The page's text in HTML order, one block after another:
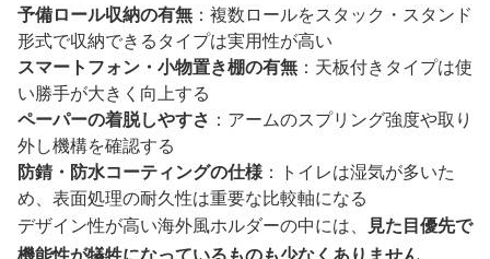
予備ロール収納の有無 ：複数ロールをスタック・スタンド
形式で収納できるタイプは実用性が高い
スマートフォン・小物置き棚の有無 ：天板付きタイプは使
い勝手が大きく向上する
ペーパーの着脱しやすさ ：アームのスプリング強度や取り
外し機構を確認する
防錆・防水コーティングの仕様：トイレは湿気が多いた
め、表面処理の耐久性は重要な比較軸になる
デザイン性が高い海外風ホルダーの中には、
見た目優先で